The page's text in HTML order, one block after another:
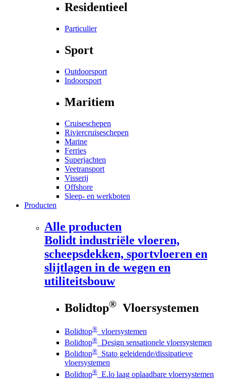
Residentieel
Particulier
Sport
Outdoorsport
Indoorsport
Maritiem
Cruiseschepen
Riviercruiseschepen
Marine
Ferries
Superjachten
Veetransport
Visserij
Offshore
Sleep- en werkboten
Producten
Alle producten
Bolidt industriële vloeren,
scheepsdekken, sportvloeren en
slijtlagen in de wegen en
utiliteitsbouw
Bolidtop® Vloersystemen
Bolidtop® vloersystemen
Bolidtop® Design sensationele vloersystemen
Bolidtop® Stato geleidende/dissipatieve
vloersystemen
Bolidtop® E.lo laag oplaadbare vloersystemen